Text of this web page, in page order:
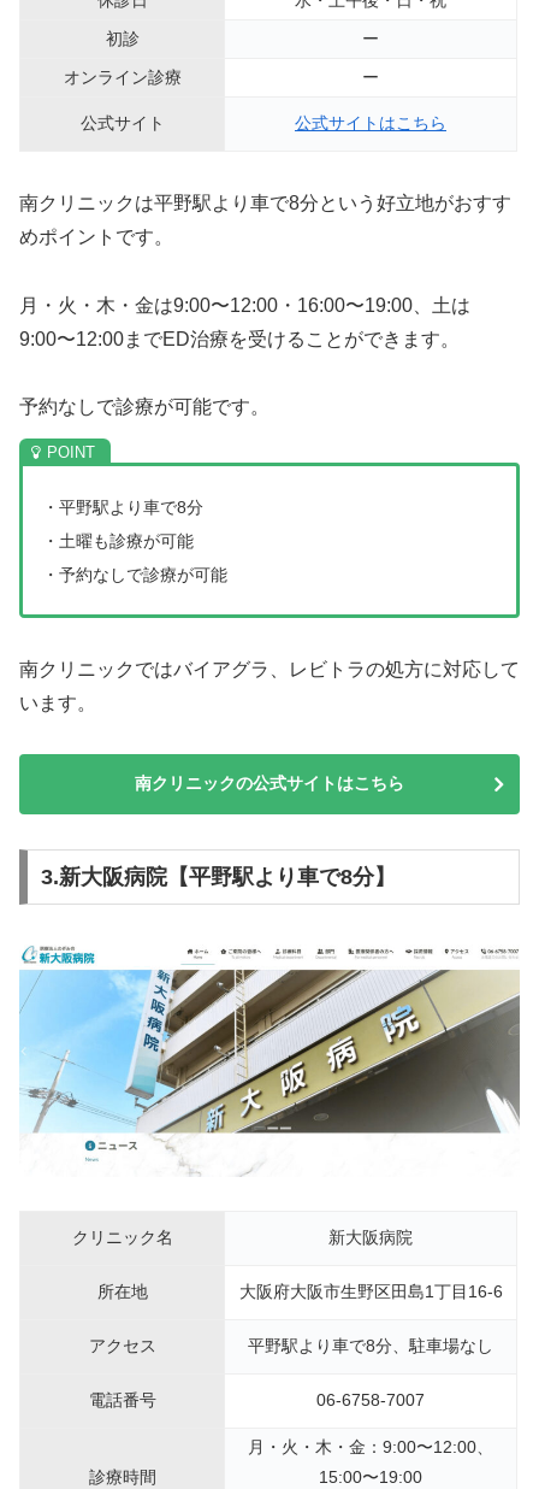
初診
ー
オンライン診療
ー
公式サイト 公式サイトはこちら
南クリニックは平野駅より車で8分という好立地がおすす
めポイントです。
月・火・木・金は9:00〜12:00・16:00〜19:00、土は
9:00〜12:00までED治療を受けることができます。
予約なしで診療が可能です。
・平野駅より車で8分
・土曜も診療が可能
・予約なしで診療が可能
南クリニックではバイアグラ、レビトラの処方に対応して
います。
南クリニックの公式サイトはこちら
3.新大阪病院【平野駅より車で8分】
クリニック名 新大阪病院
所在地 大阪府大阪市生野区田島1丁目16-6
アクセス 平野駅より車で8分、駐車場なし
電話番号 06-6758-7007
診療時間
月・火・木・金：9:00〜12:00、
15:00〜19:00